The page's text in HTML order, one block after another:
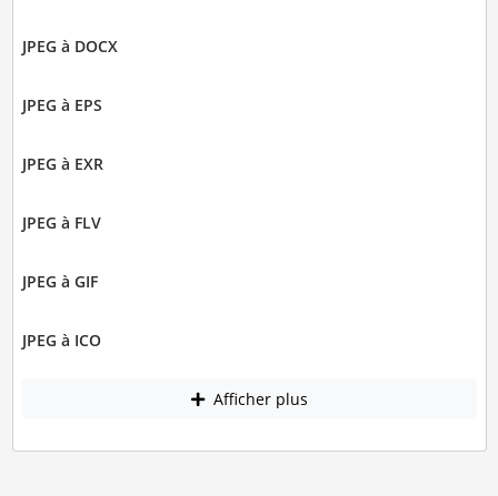
JPEG à DOCX
JPEG à EPS
JPEG à EXR
JPEG à FLV
JPEG à GIF
JPEG à ICO
Afficher plus